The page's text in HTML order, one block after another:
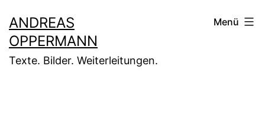
Inhalt
springen
ANDREAS
OPPERMANN
Texte. Bilder. Weiterleitungen.
Menü